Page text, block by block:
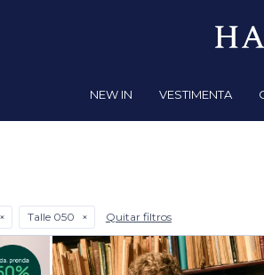
NEW IN VESTIMENTA
Talle 050 Quitar filtros